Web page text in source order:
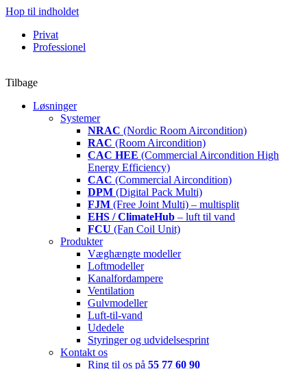
Hop til indholdet
Privat
Professionel
Tilbage
Løsninger
Systemer
NRAC (Nordic Room Aircondition)
RAC (Room Aircondition)
CAC HEE (Commercial Aircondition High
Energy Efficiency)
CAC (Commercial Aircondition)
DPM (Digital Pack Multi)
FJM (Free Joint Multi) – multisplit
EHS / ClimateHub – luft til vand
FCU (Fan Coil Unit)
Produkter
Væghængte modeller
Loftmodeller
Kanalfordampere
Ventilation
Gulvmodeller
Luft-til-vand
Udedele
Styringer og udvidelsesprint
Kontakt os
Ring til os på 55 77 60 90